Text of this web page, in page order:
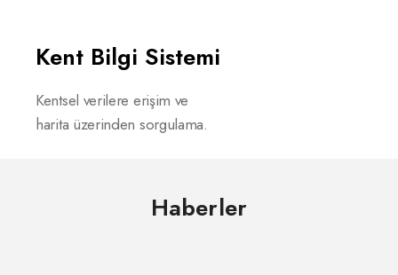
Kent Bilgi Sistemi
Kentsel verilere erişim ve
harita üzerinden sorgulama.
Haberler